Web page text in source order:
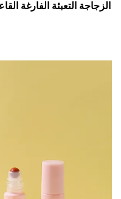
الزجاجة التعبئة الفارغة